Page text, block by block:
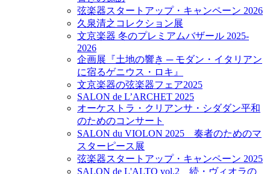
弦楽器スタートアップ・キャンペーン 2026
久泉清之コレクション展
文京楽器 冬のプレミアムバザール 2025-
2026
企画展『土地の響き ─ モダン・イタリアン
に宿るゲニウス・ロキ』
文京楽器の弦楽器フェア2025
SALON de L’ARCHET 2025
オーケストラ・クリアンサ・シダダン平和
のためのコンサート
SALON du VIOLON 2025 奏者のためのマ
スターピース展
弦楽器スタートアップ・キャンペーン 2025
SALON de L'ALTO vol.2 続・ヴィオラの